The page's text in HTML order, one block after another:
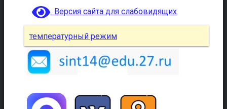
Версия сайта для слабовидящих
температурный режим